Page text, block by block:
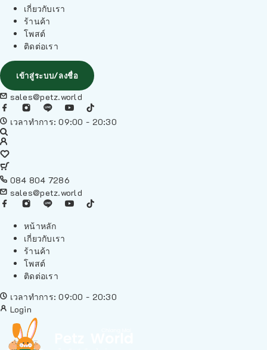
เกี่ยวกับเรา
ร้านค้า
โพสต์
ติดต่อเรา
เข้าสู่ระบบ/ลงชื่อ
sales@petz.world
เวลาทำการ: 09:00 - 20:30
084 804 7286
sales@petz.world
หน้าหลัก
เกี่ยวกับเรา
ร้านค้า
โพสต์
ติดต่อเรา
เวลาทำการ: 09:00 - 20:30
Login